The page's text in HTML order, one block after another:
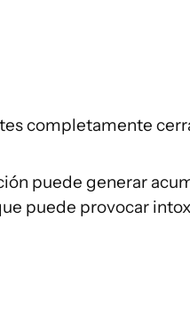
completamente
puede generar
puede provocar